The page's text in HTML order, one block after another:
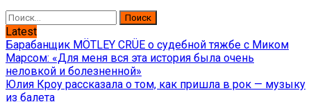
Найти:
Latest
Барабанщик MÖTLEY CRÜE о судебной тяжбе с Миком
Марсом: «Для меня вся эта история была очень
неловкой и болезненной»
Юлия Кроу рассказала о том, как пришла в рок — музыку
из балета